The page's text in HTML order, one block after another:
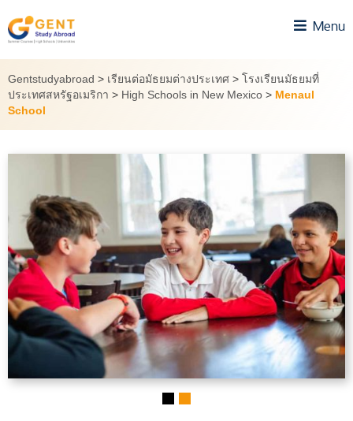
to
content
Menu
Gentstudyabroad > เรียนต่อมัธยมต่างประเทศ > โรงเรียนมัธยมที่
ประเทศสหรัฐอเมริกา > High Schools in New Mexico > Menaul
School